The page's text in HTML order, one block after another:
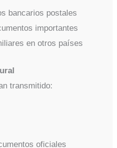
bancarios postales
importantes
en otros países
transmitido:
oficiales